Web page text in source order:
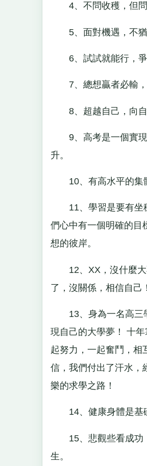
4、不問收穫，但問
5、面對機遇，不猶
6、試試就能行，爭
7、總想贏者必輸，
8、超越自己，向自
9、高考是一個實現
升。
10、有高水平的集
11、學習是要有坐穩
們心中有一個明確的目
想的彼岸。
12、XX，沒什麼大
了，沒關係，相信自己！
13、身為一名高三學
現自己的大學夢！ 十
起努力，一起奮鬥，
信，我們付出了汗水，
樂的求學之路！
14、健康身體是基礎
15、悲觀些看成功，
生。